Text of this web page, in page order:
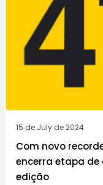
15 de July de 2024
Com novo
encerra etapa
edição